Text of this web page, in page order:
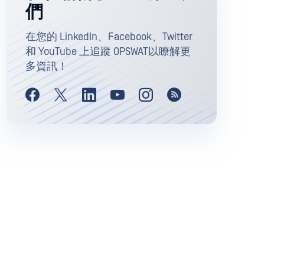
們
在您的 LinkedIn、Facebook、Twitter
和 YouTube 上追蹤 OPSWAT以瞭解更
多資訊！